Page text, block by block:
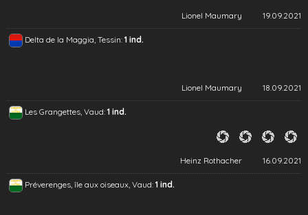
Lionel Maumary 19.09.2021
Delta de la Maggia, Tessin: 1 ind.
Lionel Maumary 18.09.2021
Les Grangettes, Vaud: 1 ind.
Heinz Rothacher 16.09.2021
Préverenges, île aux oiseaux, Vaud: 1 ind.